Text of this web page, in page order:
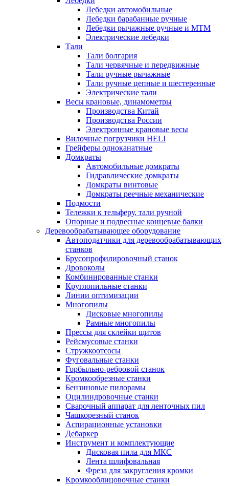
Лебедки автомобильные
Лебедки барабанные ручные
Лебедки рычажные ручные и МТМ
Электрические лебедки
Тали
Тали болгария
Тали червячные и передвижные
Тали ручные рычажные
Тали ручные цепные и шестеренные
Электрические тали
Весы крановые, динамометры
Производства Китай
Производства России
Электронные крановые весы
Вилочные погрузчики HELI
Грейферы одноканатные
Домкраты
Автомобильные домкраты
Гидравлические домкраты
Домкраты винтовые
Домкраты реечные механические
Подмости
Тележки к тельферу, тали ручной
Опорные и подвесные концевые балки
Деревообрабатывающее оборудование
Автоподатчики для деревообрабатывающих
станков
Брусопрофилировочный станок
Дровоколы
Комбинированные станки
Круглопильные станки
Линии оптимизации
Многопилы
Дисковые многопилы
Рамные многопилы
Прессы для склейки щитов
Рейсмусовые станки
Стружкоотсосы
Фуговальные станки
Горбыльно-ребровой станок
Кромкообрезные станки
Бензиновые пилорамы
Оцилиндровочные станки
Сварочный аппарат для ленточных пил
Чашкорезный станок
Аспирационные установки
Дебаркер
Инструмент и комплектующие
Дисковая пила для МКС
Лента шлифовальная
Фреза для закругления кромки
Кромкооблицовочные станки